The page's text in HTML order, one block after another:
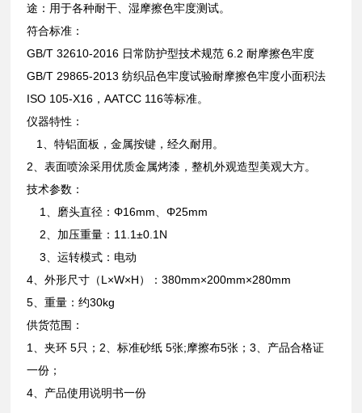
途：用于各种耐干、湿摩擦色牢度测试。
符合标准：
GB/T 32610-2016 日常防护型技术规范 6.2 耐摩擦色牢度
GB/T 29865-2013 纺织品色牢度试验耐摩擦色牢度小面积法
ISO 105-X16，AATCC 116等标准。
仪器特性：
1、特铝面板，金属按键，经久耐用。
2、表面喷涂采用优质金属烤漆，整机外观造型美观大方。
技术参数：
1、磨头直径：Φ16mm、Φ25mm
2、加压重量：11.1±0.1N
3、运转模式：电动
4、外形尺寸（L×W×H）：380mm×200mm×280mm
5、重量：约30kg
供货范围：
1、夹环 5只；2、标准砂纸 5张;摩擦布5张；3、产品合格证
一份；
4、产品使用说明书一份